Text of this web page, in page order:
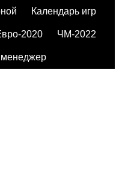
Календарь игр
2020 ЧМ-2022